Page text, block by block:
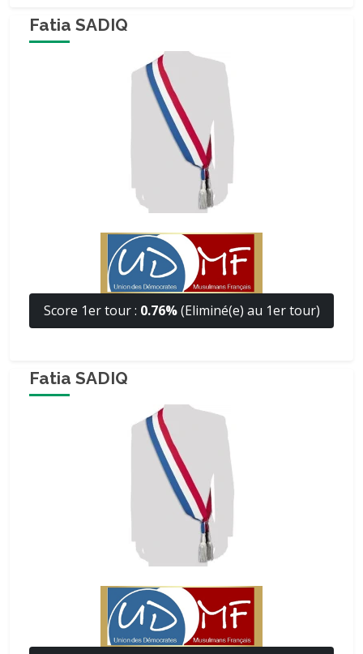
Fatia SADIQ
Score 1er tour : 0.76%(Eliminé(e) au 1er tour)
Fatia SADIQ